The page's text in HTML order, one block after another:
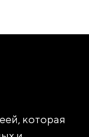
которая